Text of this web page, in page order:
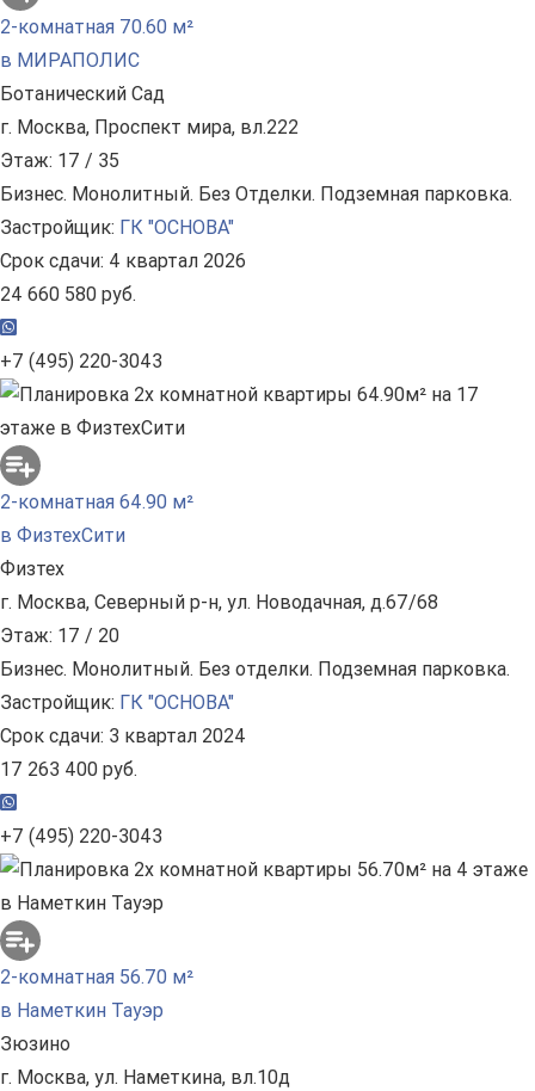
2-комнатная 70.60 м²
в МИРАПОЛИС
Ботанический Сад
г. Москва, Проспект мира, вл.222
Этаж: 17 / 35
Бизнес. Монолитный. Без Отделки. Подземная парковка.
Застройщик: ГК "ОСНОВА"
Срок сдачи: 4 квартал 2026
24 660 580 руб.
+7 (495) 220-3043
2-комнатная 64.90 м²
в ФизтехСити
Физтех
г. Москва, Северный р-н, ул. Новодачная, д.67/68
Этаж: 17 / 20
Бизнес. Монолитный. Без отделки. Подземная парковка.
Застройщик: ГК "ОСНОВА"
Срок сдачи: 3 квартал 2024
17 263 400 руб.
+7 (495) 220-3043
2-комнатная 56.70 м²
в Наметкин Тауэр
Зюзино
г. Москва, ул. Наметкина, вл.10д